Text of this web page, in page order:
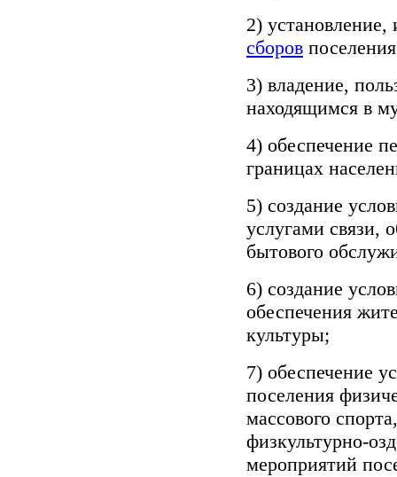
2)
сборов
3) владение,
находящимся в
4) обеспечение
границах
5) создание
услугами связи,
бытового
6) создание
обеспечения
культуры;
7) обеспечение
поселения
массового
физкультурно-
мероприятий